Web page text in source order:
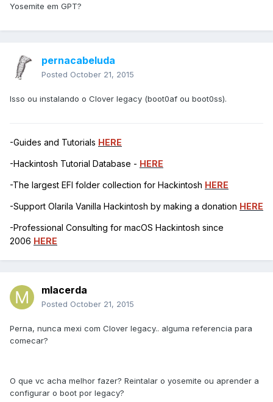
Yosemite em GPT?
pernacabeluda
Posted October 21, 2015
Isso ou instalando o Clover legacy (boot0af ou boot0ss).
-Guides and Tutorials HERE
-Hackintosh Tutorial Database - HERE
-The largest EFI folder collection for Hackintosh HERE
-Support Olarila Vanilla Hackintosh by making a donation HERE
-Professional Consulting for macOS Hackintosh since
2006 HERE
mlacerda
Posted October 21, 2015
Perna, nunca mexi com Clover legacy.. alguma referencia para
comecar?
O que vc acha melhor fazer? Reintalar o yosemite ou aprender a
configurar o boot por legacy?